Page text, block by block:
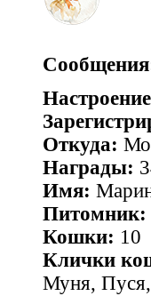
Откуда:
Награды:
Имя:
Питомник:
Кошки: 10
Клички
Муня, Пуся,